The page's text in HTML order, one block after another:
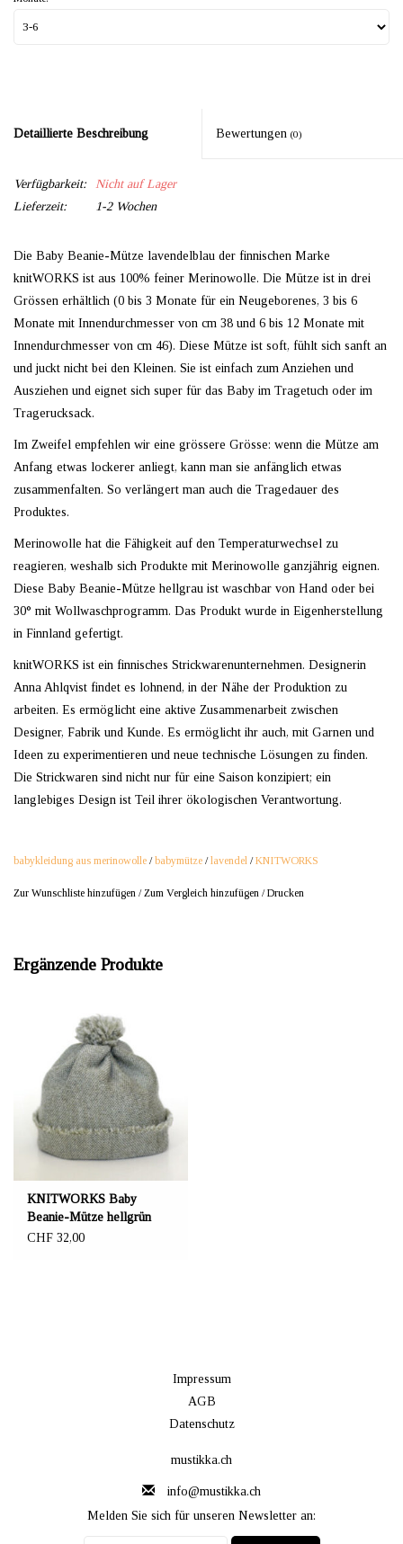
Detaillierte Beschreibung Bewertungen (0)
Verfügbarkeit:
Nicht auf Lager
Lieferzeit:
1-2 Wochen
Die Baby Beanie-Mütze lavendelblau der finnischen Marke
knitWORKS ist aus 100% feiner Merinowolle. Die Mütze ist in drei
Grössen erhältlich (0 bis 3 Monate für ein Neugeborenes, 3 bis 6
Monate mit Innendurchmesser von cm 38 und 6 bis 12 Monate mit
Innendurchmesser von cm 46). Diese Mütze ist soft, fühlt sich sanft an
und juckt nicht bei den Kleinen. Sie ist einfach zum Anziehen und
Ausziehen und eignet sich super für das Baby im Tragetuch oder im
Tragerucksack.
Im Zweifel empfehlen wir eine grössere Grösse: wenn die Mütze am
Anfang etwas lockerer anliegt, kann man sie anfänglich etwas
zusammenfalten. So verlängert man auch die Tragedauer des
Produktes.
Merinowolle hat die Fähigkeit auf den Temperaturwechsel zu
reagieren, weshalb sich Produkte mit Merinowolle ganzjährig eignen.
Diese Baby Beanie-Mütze hellgrau ist waschbar von Hand oder bei
30° mit Wollwaschprogramm. Das Produkt wurde in Eigenherstellung
in Finnland gefertigt.
knitWORKS ist ein finnisches Strickwarenunternehmen. Designerin
Anna Ahlqvist findet es lohnend, in der Nähe der Produktion zu
arbeiten. Es ermöglicht eine aktive Zusammenarbeit zwischen
Designer, Fabrik und Kunde. Es ermöglicht ihr auch, mit Garnen und
Ideen zu experimentieren und neue technische Lösungen zu finden.
Die Strickwaren sind nicht nur für eine Saison konzipiert; ein
langlebiges Design ist Teil ihrer ökologischen Verantwortung.
babykleidung aus merinowolle /babymütze /lavendel /KNITWORKS
Zur Wunschliste hinzufügen /Zum Vergleich hinzufügen /Drucken
Ergänzende Produkte
KNITWORKS Baby
Beanie-Mütze hellgrün
CHF 32,00
Impressum
AGB
Datenschutz
mustikka.ch
info@mustikka.ch
Melden Sie sich für unseren Newsletter an: